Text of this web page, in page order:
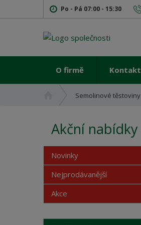
Po - Pá 07:00 - 15:30
O firmě Kontakt
d
s
t
r
a
n
Semolinové těstoviny
Akční nabídky
Novinky
Nejprodávanější
Akce